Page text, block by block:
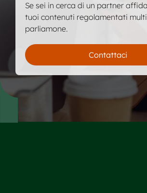
Se sei in cerca di un partner
tuoi contenuti regolamentati
parliamone.
Contattaci